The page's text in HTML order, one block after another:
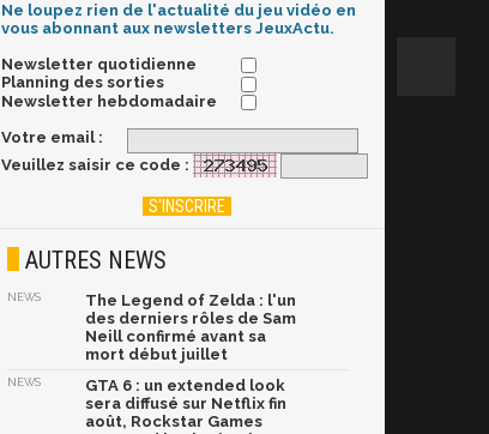
Ne loupez rien de l'actualité du jeu vidéo en
vous abonnant aux newsletters JeuxActu.
Newsletter quotidienne
Planning des sorties
Newsletter hebdomadaire
Votre email :
Veuillez saisir ce code :
AUTRES NEWS
NEWS
The Legend of Zelda : l'un
des derniers rôles de Sam
Neill confirmé avant sa
mort début juillet
NEWS
GTA 6 : un extended look
sera diffusé sur Netflix fin
août, Rockstar Games